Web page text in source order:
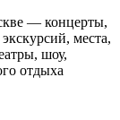
— концерты,
места,
шоу,
отдыха